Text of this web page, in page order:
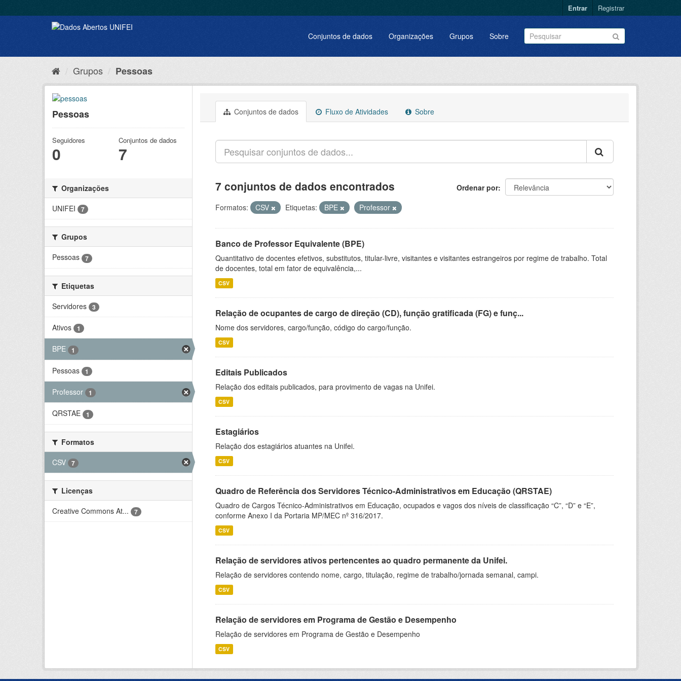
Entrar Registrar
Conjuntos de dados Organizações Grupos Sobre
Grupos Pessoas
Pessoas
Seguidores
0
Conjuntos de dados
7
Organizações
UNIFEI
7
Grupos
Pessoas
7
Etiquetas
Servidores
3
Ativos 1
BPE 1
Pessoas 1
Professor 1
QRSTAE 1
Formatos
CSV
7
Licenças
Creative Commons At...
7
Conjuntos de dados Fluxo de Atividades Sobre
Ordenar por
7 conjuntos de dados encontrados
Formatos: CSV Etiquetas: BPE Professor
Banco de Professor Equivalente (BPE)
Quantitativo de docentes efetivos, substitutos, titular-livre, visitantes e visitantes estrangeiros por regime de trabalho. Total
de docentes, total em fator de equivalência,...
CSV
Relação de ocupantes de cargo de direção (CD), função gratificada (FG) e funç...
Nome dos servidores, cargo/função, código do cargo/função.
CSV
Editais Publicados
Relação dos editais publicados, para provimento de vagas na Unifei.
CSV
Estagiários
Relação dos estagiários atuantes na Unifei.
CSV
Quadro de Referência dos Servidores Técnico-Administrativos em Educação (QRSTAE)
Quadro de Cargos Técnico-Administrativos em Educação, ocupados e vagos dos níveis de classificação “C”, “D” e “E”,
conforme Anexo I da Portaria MP/MEC nº 316/2017.
CSV
Relação de servidores ativos pertencentes ao quadro permanente da Unifei.
Relação de servidores contendo nome, cargo, titulação, regime de trabalho/jornada semanal, campi.
CSV
Relação de servidores em Programa de Gestão e Desempenho
Relação de servidores em Programa de Gestão e Desempenho
CSV